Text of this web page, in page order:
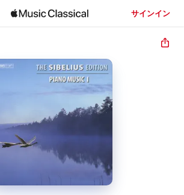
サインイン